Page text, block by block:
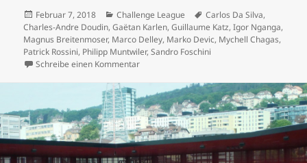
Veröffentlicht
am
Februar 7, 2018 Kategorien
Challenge League Schlagwörter
Carlos Da Silva,
Charles-Andre Doudin,Gaëtan Karlen,Guillaume Katz,Igor Nganga,
Magnus Breitenmoser, Marco Delley, Marko Devic, Mychell Chagas,
Patrick Rossini, Philipp Muntwiler,Sandro Foschini
Schreibe einen Kommentarzu Vier Unentschieden in der Challenge